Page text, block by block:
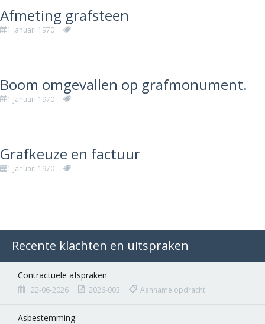
Afmeting grafsteen
1 januari 1970
Boom omgevallen op grafmonument.
1 januari 1970
Grafkeuze en factuur
1 januari 1970
Recente klachten en uitspraken
Contractuele afspraken
22-06-2026 2026-003 Aanname opdracht
Asbestemming